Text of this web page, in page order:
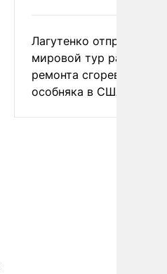
Лагутенко отправился в
мировой тур ради
ремонта сгоревшего
особняка в США